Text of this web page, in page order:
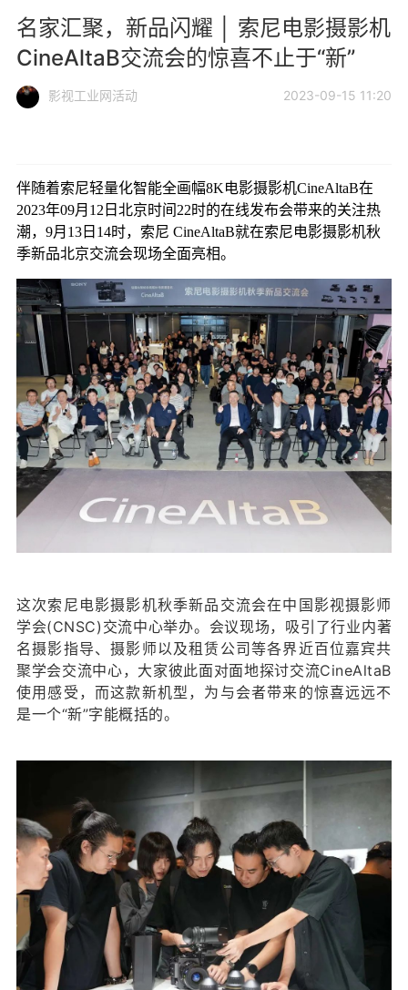
名家汇聚，新品闪耀 │ 索尼电影摄影机
CineAltaB交流会的惊喜不止于“新”
影视工业网活动 2023-09-15 11:20
伴随着索尼轻量化智能全画幅8K电影摄影机CineAltaB在
2023年09月12日北京时间22时的在线发布会带来的关注热
潮，9月13日14时，索尼 CineAltaB就在索尼电影摄影机秋
季新品北京交流会现场全面亮相。
这次索尼电影摄影机秋季新品交流会在中国影视摄影师
学会(CNSC)交流中心举办。会议现场，吸引了行业内著
名摄影指导、摄影师以及租赁公司等各界近百位嘉宾共
聚学会交流中心，大家彼此面对面地探讨交流CineAltaB
使用感受，而这款新机型，为与会者带来的惊喜远远不
是一个“新”字能概括的。